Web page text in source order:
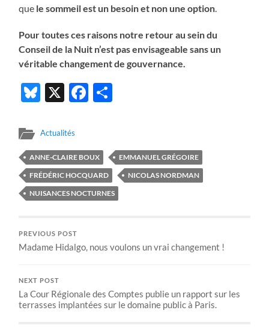
que le sommeil est un besoin et non une option
Pour toutes ces raisons notre retour au sein du
Conseil de la Nuit n’est pas envisageable sans un
véritable changement de gouvernance.
Bluesky
X Facebook
Actualités
ANNE-CLAIRE BOUX
EMMANUEL GRÉGOIRE
FRÉDÉRIC HOCQUARD
NICOLAS NORDMAN
NUISANCES NOCTURNES
PREVIOUS POST
Madame Hidalgo, nous voulons un vrai changement !
NEXT POST
La Cour Régionale des Comptes publie un rapport sur les
terrasses implantées sur le domaine public à Paris.